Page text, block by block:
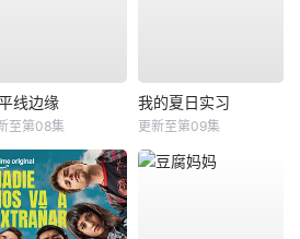
线边缘
至第08集
我的夏日实习
更新至第09集